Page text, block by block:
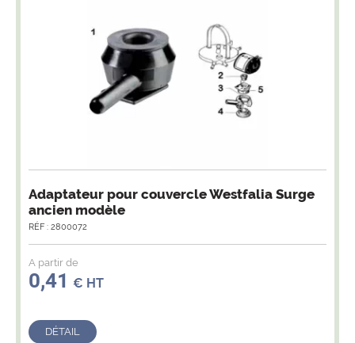
Adaptateur pour couvercle Westfalia Surge
ancien modèle
RÉF : 2800072
A partir de
0,41 € HT
DÉTAIL